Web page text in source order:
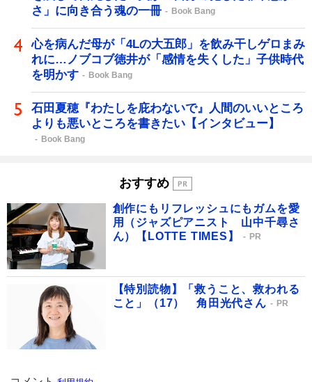
さ」に向き合う魂の一冊
Book Bang
心を病んだ母が「4Lの大五郎」を飲み干しゲロまみ
れに…ノブコブ徳井が「感情を失くした」子供時代
を明かす
Book Bang
石田夏穂『わたしを庇わないで』人間のいいところ
よりも悪いところを書きたい【インタビュー】
Book Bang
おすすめ
創作にもリフレッシュにもガムを愛
用（ジャズピアニスト 山中千尋さ
ん）【LOTTE TIMES】
PR
【特別読物】「救うこと、救われる
こと」（17） 角田光代さん
PR